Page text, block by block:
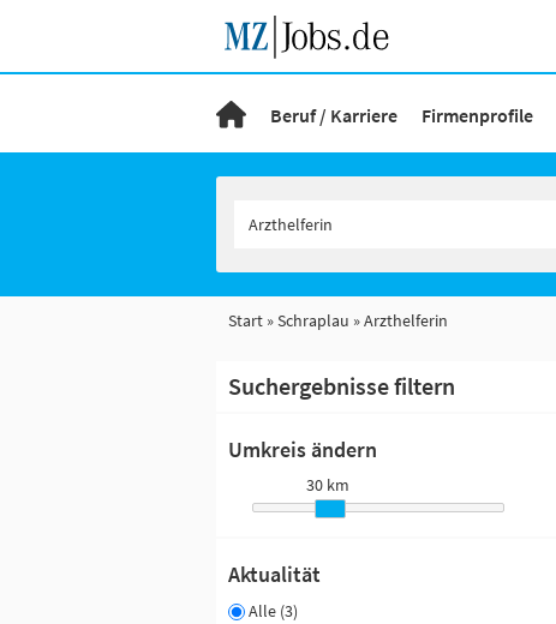
Beruf / Karriere Firmenprofile
Start Schraplau Arzthelferin
Suchergebnisse filtern
Umkreis ändern
30 km
Aktualität
Alle (3)